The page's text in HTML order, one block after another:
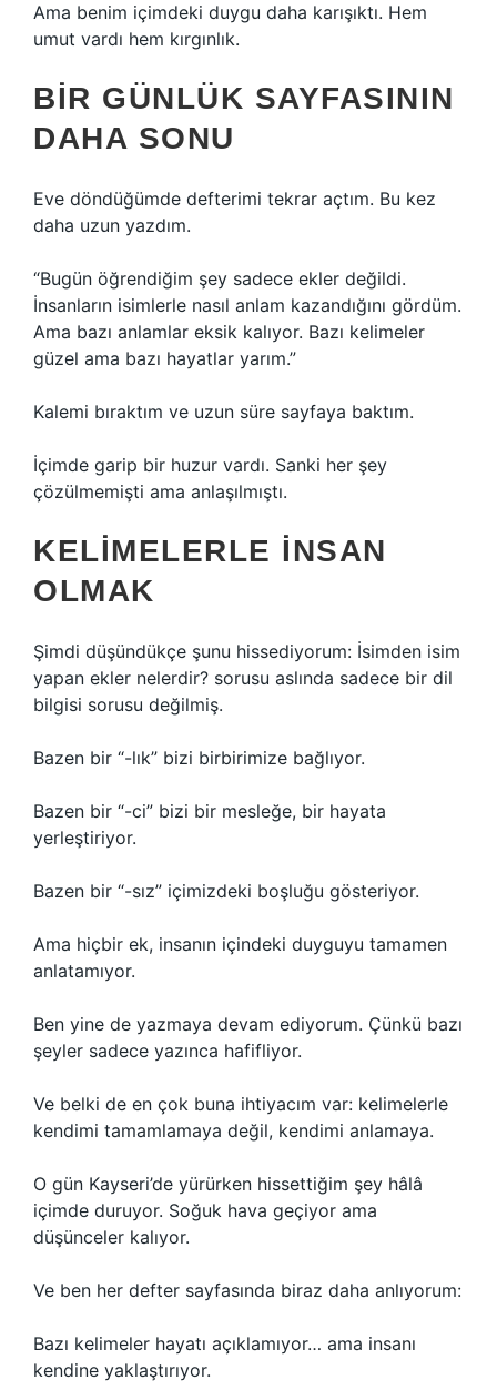
Ama benim içimdeki duygu daha karışıktı. Hem
umut vardı hem kırgınlık.
BIR GÜNLÜK SAYFASININ
DAHA SONU
Eve döndüğümde defterimi tekrar açtım. Bu kez
daha uzun yazdım.
“Bugün öğrendiğim şey sadece ekler değildi.
İnsanların isimlerle nasıl anlam kazandığını gördüm.
Ama bazı anlamlar eksik kalıyor. Bazı kelimeler
güzel ama bazı hayatlar yarım.”
Kalemi bıraktım ve uzun süre sayfaya baktım.
İçimde garip bir huzur vardı. Sanki her şey
çözülmemişti ama anlaşılmıştı.
KELIMELERLE İNSAN
OLMAK
Şimdi düşündükçe şunu hissediyorum: İsimden isim
yapan ekler nelerdir? sorusu aslında sadece bir dil
bilgisi sorusu değilmiş.
Bazen bir “-lık” bizi birbirimize bağlıyor.
Bazen bir “-ci” bizi bir mesleğe, bir hayata
yerleştiriyor.
Bazen bir “-sız” içimizdeki boşluğu gösteriyor.
Ama hiçbir ek, insanın içindeki duyguyu tamamen
anlatamıyor.
Ben yine de yazmaya devam ediyorum. Çünkü bazı
şeyler sadece yazınca hafifliyor.
Ve belki de en çok buna ihtiyacım var: kelimelerle
kendimi tamamlamaya değil, kendimi anlamaya.
O gün Kayseri’de yürürken hissettiğim şey hâlâ
içimde duruyor. Soğuk hava geçiyor ama
düşünceler kalıyor.
Ve ben her defter sayfasında biraz daha anlıyorum:
Bazı kelimeler hayatı açıklamıyor… ama insanı
kendine yaklaştırıyor.